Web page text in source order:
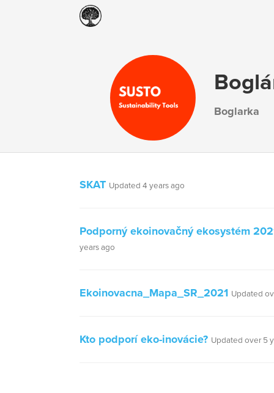
Boglarka
SKAT Updated 4 years ago
Podporný ekoinovačný ekosystém
years ago
Ekoinovacna_Mapa_SR_2021 Updated
Kto podporí eko-inovácie? Updated over 5